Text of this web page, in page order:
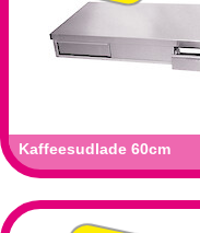
Kaffeesudlade 60cm